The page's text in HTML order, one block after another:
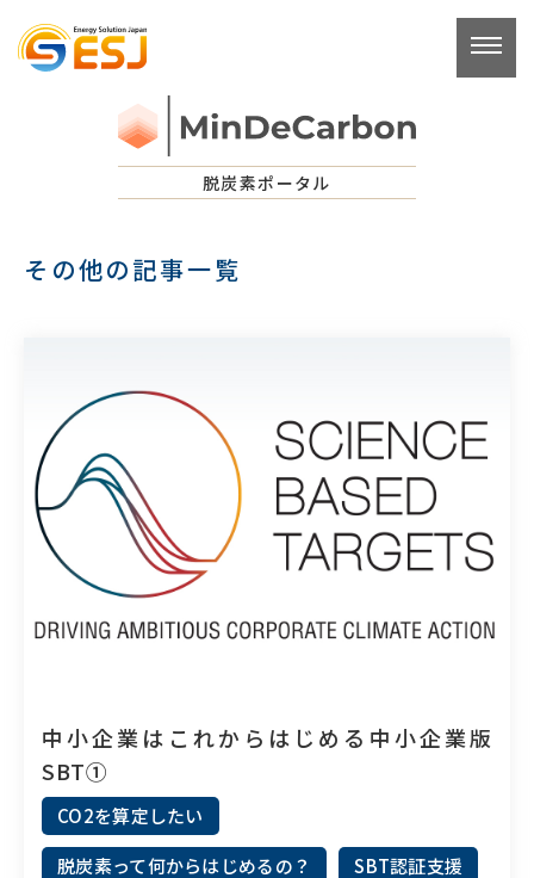
ン
ツ
へ
脱炭素ポータル
その他の記事一覧
中小企業はこれからはじめる中小企業版
SBT①
CO2を算定したい
脱炭素って何からはじめるの？
SBT認証支援